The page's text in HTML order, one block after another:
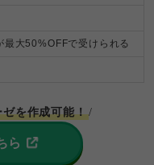
最大50%OFFで受けられる
を作成可能！/
ら